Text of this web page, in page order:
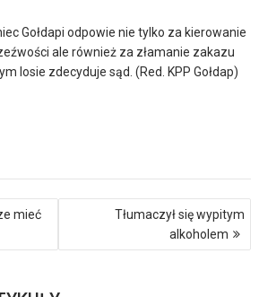
Gołdapi odpowie nie tylko za kierowanie
ale również za złamanie zakazu
losie zdecyduje sąd. (Red. KPP Gołdap)
mieć
Tłumaczył się wypitym
alkoholem